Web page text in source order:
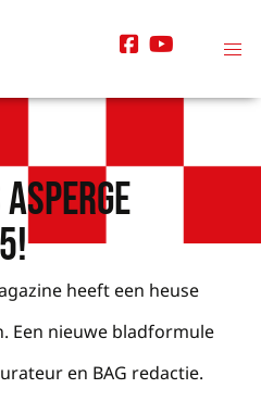
heeft een heuse
Een nieuwe bladformule
en BAG redactie.